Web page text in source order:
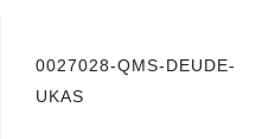
0027028-QMS-DEUDE-
UKAS